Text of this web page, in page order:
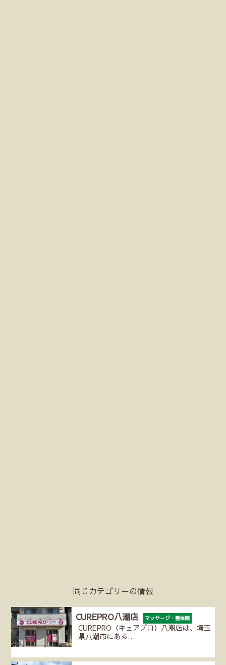
同じカテゴリーの情報
CUREPRO八潮店 マッサージ・整体院
CUREPRO（キュアプロ）八潮店は、埼玉
県八潮市にある…